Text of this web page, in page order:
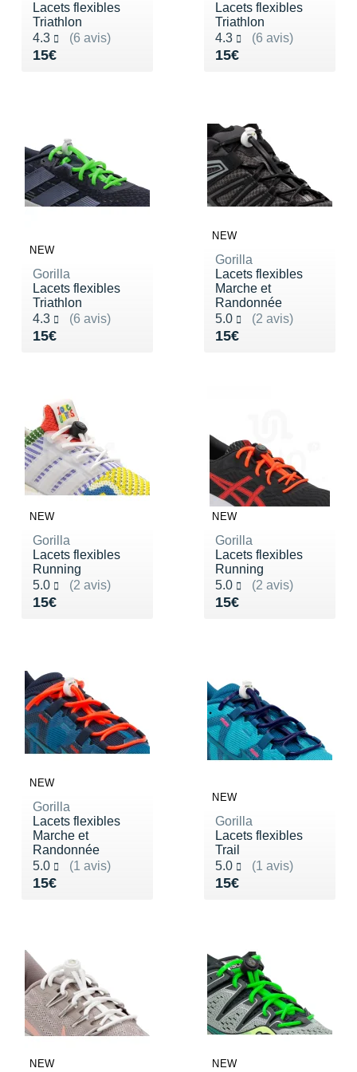
Lacets flexibles
Triathlon
4.3
(6 avis)
Noté 4.3 sur 5
15€
Vendu 15€
Lacets flexibles
Triathlon
4.3
(6 avis)
Noté 4.3 sur 5
15€
Vendu 15€
NEW
Gorilla
Lacets flexibles
Triathlon
4.3
(6 avis)
Noté 4.3 sur 5
15€
Vendu 15€
NEW
Gorilla
Lacets flexibles
Marche et
Randonnée
5.0
(2 avis)
Noté 5.0 sur 5
15€
Vendu 15€
NEW
Gorilla
Lacets flexibles
Running
5.0
(2 avis)
Noté 5.0 sur 5
15€
Vendu 15€
NEW
Gorilla
Lacets flexibles
Running
5.0
(2 avis)
Noté 5.0 sur 5
15€
Vendu 15€
NEW
Gorilla
Lacets flexibles
Marche et
Randonnée
5.0
(1 avis)
Noté 5.0 sur 5
15€
Vendu 15€
NEW
Gorilla
Lacets flexibles
Trail
5.0
(1 avis)
Noté 5.0 sur 5
15€
Vendu 15€
NEW NEW
Raidlight
Reebok
Scarpa
Scott
Smoon
Speedo
The North Face
Thuasne
Under Armour
X-Bionic
X-Socks